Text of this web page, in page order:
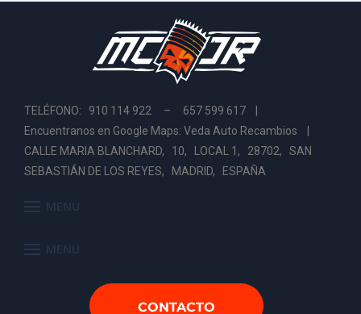
TELÉFONO: 910 114 922 – 657 599 617 |
Encuentranos en Google Maps: Veda Auto Recambios
CALLE MARIA BLANCHARD, 10, LOCAL 1, 28702, SAN
SEBASTIÁN DE LOS REYES, MADRID, ESPAÑA
MENU
MENU
CONTACTO